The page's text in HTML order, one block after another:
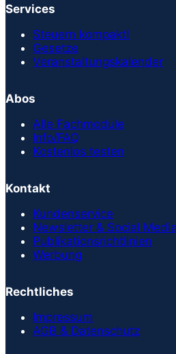
Services
Steuern kompakt!
Gesetze
Veranstaltungskalender
Abos
Alle Fachmodule
Info/FAQ
Kostenlos testen
Kontakt
Kundenservice
Newsletter & Social Media
Publikationsrichtlinien
Werbung
Rechtliches
Impressum
AGB & Datenschutz